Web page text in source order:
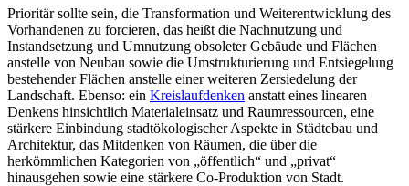
Prioritär sollte sein, die Transformation und Weiterentwicklung des
Vorhandenen zu forcieren, das heißt die Nachnutzung und
Instandsetzung und Umnutzung obsoleter Gebäude und Flächen
anstelle von Neubau sowie die Umstrukturierung und Entsiegelung
bestehender Flächen anstelle einer weiteren ­Zersiedelung der
Landschaft. Ebenso: ein Kreislaufdenken anstatt eines linearen
Denkens hinsichtlich Materialeinsatz und Raumressourcen, eine
stärkere Einbindung stadtökologischer Aspekte in Städtebau und
Architektur, das Mitdenken von Räumen, die über die
herkömmlichen Kategorien von „öffentlich“ und „privat“
hinausgehen sowie eine stärkere Co-Produktion von Stadt.